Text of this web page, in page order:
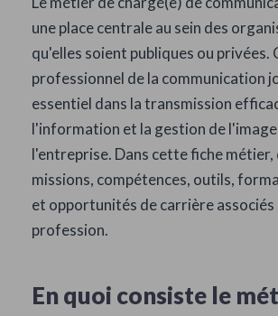
une place centrale au sein des
qu'elles soient publiques ou privées.
professionnel de la communication
essentiel dans la transmission
l'information et la gestion de
l'entreprise. Dans cette fiche métier,
missions, compétences, outils,
et opportunités de carrière
profession.
En quoi consiste le